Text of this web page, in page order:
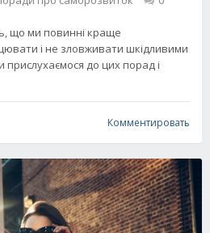
що ми повинні краще
і не зловживати шкідливими
до цих порад і
Комментировать